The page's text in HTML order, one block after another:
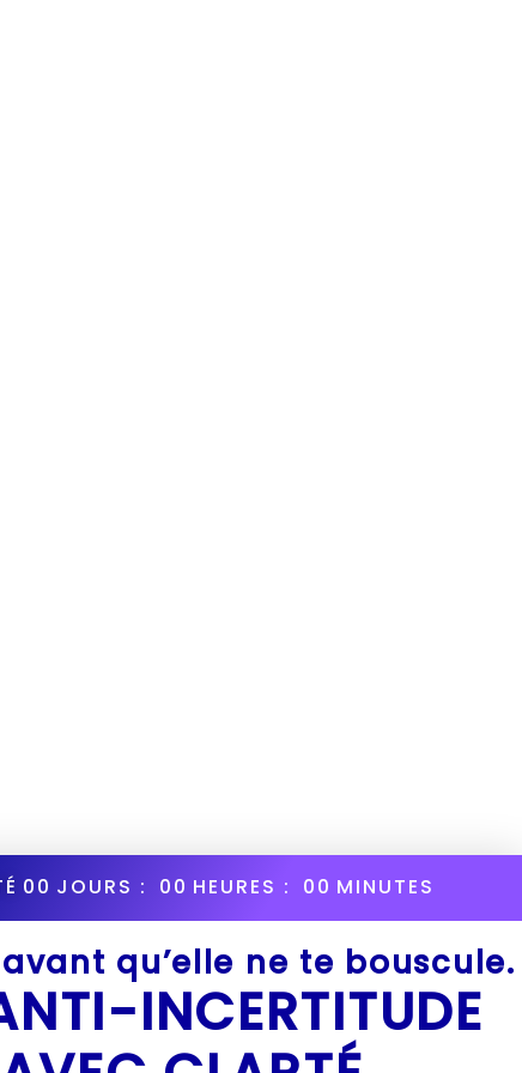
limite
00 JOURS : 00 HEURES : 00 MINUTES
qu’elle ne te bouscule.
INCERTITUDE